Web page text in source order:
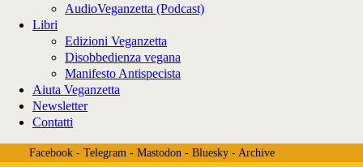
AudioVeganzetta (Podcast)
Libri
Edizioni Veganzetta
Disobbedienza vegana
Manifesto Antispecista
Aiuta Veganzetta
Newsletter
Contatti
Facebook- Telegram- Mastodon- Bluesky- Archive